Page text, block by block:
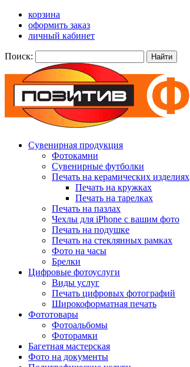
корзина
оформить заказ
личный кабинет
Поиск: Найти
Сувенирная продукция
Фотокамни
Сувенирные футболки
Печать на керамических изделиях
Печать на кружках
Печать на тарелках
Печать на пазлах
Чехлы для iPhone с вашим фото
Печать на подушке
Печать на стеклянных рамках
Фото на часы
Брелки
Цифровые фотоуслуги
Виды услуг
Печать цифровых фотографий
Широкоформатная печать
Фототовары
Фотоальбомы
Фоторамки
Багетная мастерская
Фото на документы